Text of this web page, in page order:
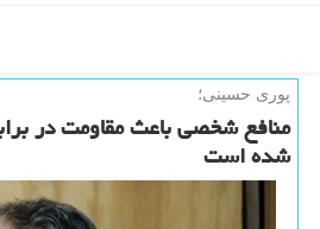
پوری حسینی؛
منافع شخصی باعث مقاومت در
شده است